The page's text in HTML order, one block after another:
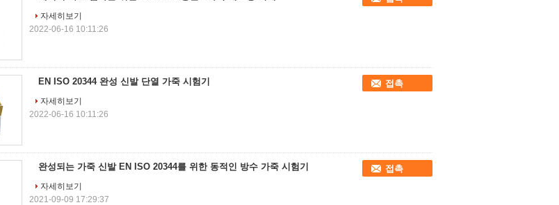
자세히보기
2022-06-16 10:11:26
EN ISO 20344 완성 신발 단열 가죽 시험기 접촉
자세히보기
2022-06-16 10:11:26
완성되는 가죽 신발 EN ISO 20344를 위한 동적인 방수 가죽 시험기 접촉
자세히보기
2021-09-09 17:29:37